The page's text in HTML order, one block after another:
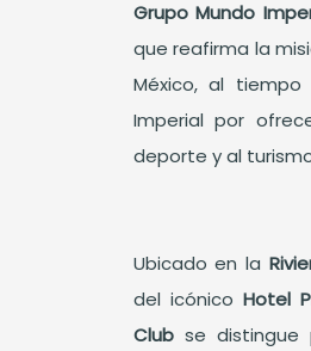
Grupo Mundo
que reafirma la
México, al
Imperial por
deporte y al
Ubicado en la
del icónico Hotel
Club se